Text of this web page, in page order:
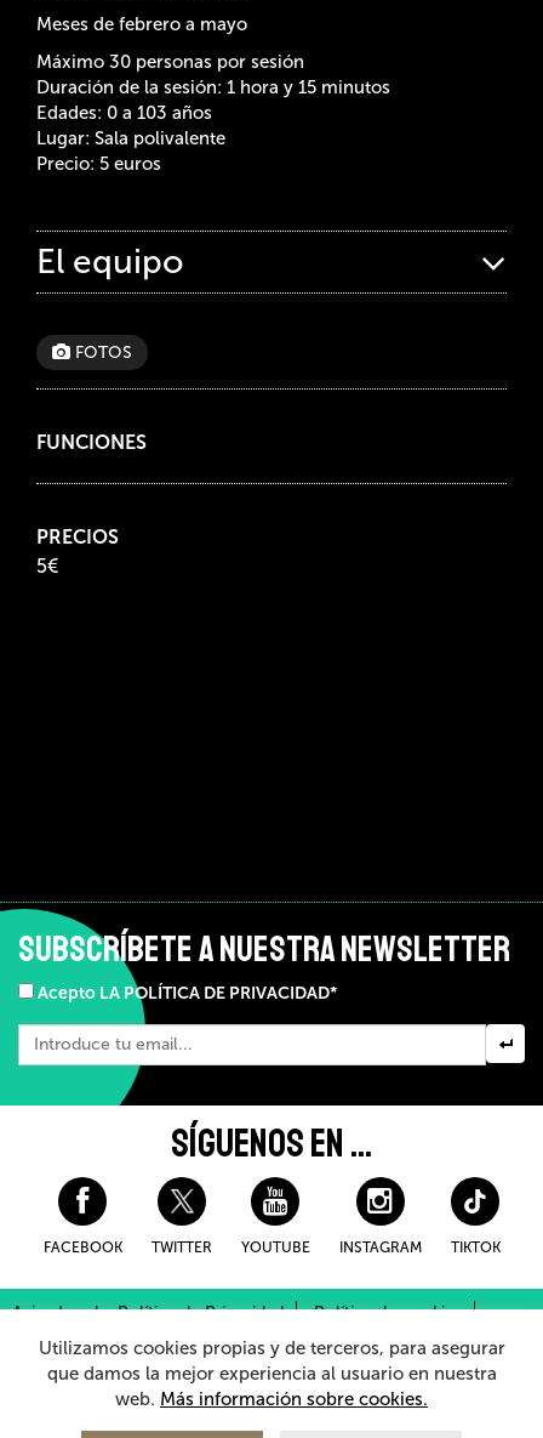
Meses de febrero a mayo
Máximo 30 personas por sesión
Duración de la sesión: 1 hora y 15 minutos
Edades: 0 a 103 años
Lugar: Sala polivalente
Precio: 5 euros
El equipo
FOTOS
FUNCIONES
PRECIOS
5€
SUBSCRÍBETE A NUESTRA NEWSLETTER
Acepto LA POLÍTICA DE PRIVACIDAD*
SÍGUENOS EN ...
FACEBOOK TWITTER YOUTUBE INSTAGRAM TIKTOK
Aviso Legal y Política de Privacidad
Política de cookies
Condiciones Generales de Compra
Sistema Interno de Información
© 2026 - Teatro Arriaga AntzokiaTodos los derechos reservados
Utilizamos cookies propias y de terceros, para asegurar
que damos la mejor experiencia al usuario en nuestra
web. Más información sobre cookies.